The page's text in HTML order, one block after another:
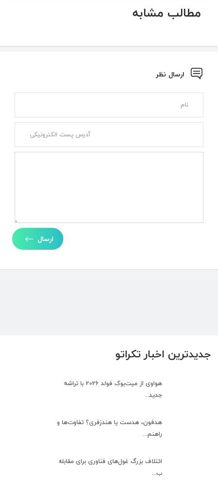
جدیدترین اخبار تکراتو
هواوی از میت‌بوک فولد 2026 با تراشه
جدید...
هدفون، هدست یا هندزفری؟ تفاوت‌ها و
راهنم...
ائتلاف بزرگ غول‌های فناوری برای مقابله
ب...
مطالب مشابه
ارسال نظر
ارسال